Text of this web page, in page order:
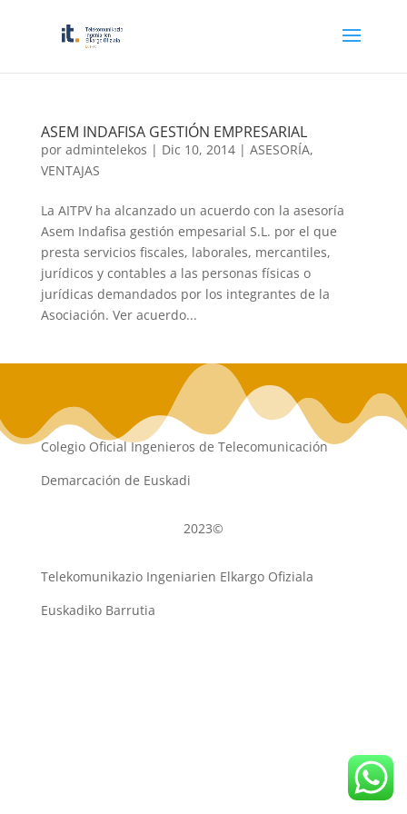
ASEM INDAFISA GESTIÓN EMPRESARIAL
por admintelekos | Dic 10, 2014| ASESORÍA,
VENTAJAS
La AITPV ha alcanzado un acuerdo con la asesoría
Asem Indafisa gestión empesarial S.L. por el que
presta servicios fiscales, laborales, mercantiles,
jurídicos y contables a las personas físicas o
jurídicas demandados por los integrantes de la
Asociación. Ver acuerdo...
Colegio Oficial Ingenieros de Telecomunicación
Demarcación de Euskadi
2023©
Telekomunikazio Ingeniarien Elkargo Ofiziala
Euskadiko Barrutia